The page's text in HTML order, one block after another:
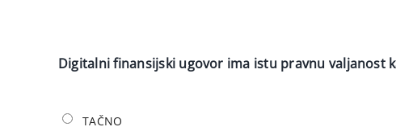
Digitalni finansijski ugovor ima istu pravnu valjanost
TAČNO